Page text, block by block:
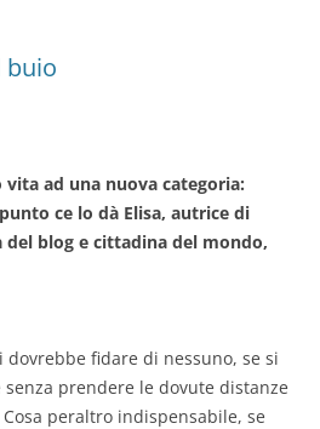
buio
ad una nuova categoria:
ce lo dà Elisa, autrice di
blog e cittadina del mondo,
dovrebbe fidare di nessuno, se si
prendere le dovute distanze
peraltro indispensabile, se